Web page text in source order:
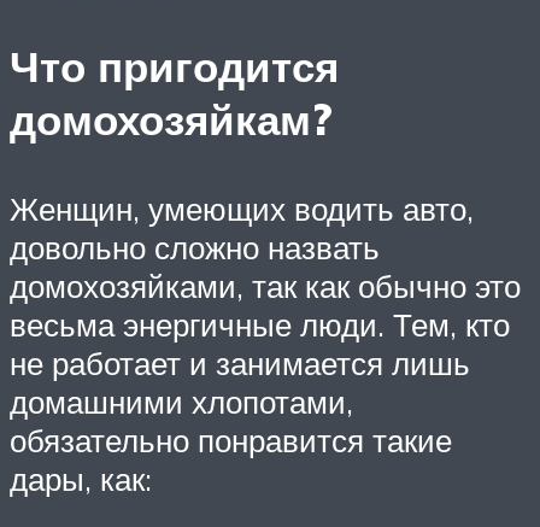
Что пригодится
домохозяйкам?
Женщин, умеющих водить авто,
довольно сложно назвать
домохозяйками, так как обычно это
весьма энергичные люди. Тем, кто
не работает и занимается лишь
домашними хлопотами,
обязательно понравится такие
дары, как: